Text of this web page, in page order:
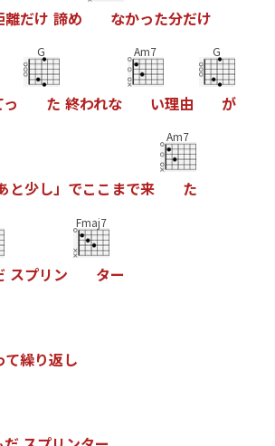
離だけ 諦め なかった分だけ
っ
G
た 終われな
Am7
い理由
G
が
と少し」 でこ こ まで来
Am7
た
スプリ ン
Fmaj7
ター
て繰り返し